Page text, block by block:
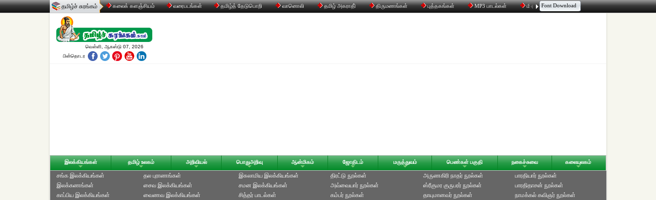
தமிழ்ச் சுரங்கம் கலைக் களஞ்சியம் வரைபடங்கள் தமிழ்த் தேடுபொறி வானொலி தமிழ் அகராதி் திருமணங்கள் புத்தகங்கள் MP3 பாடல்கள் மின்னஞ்சல் திரட்டி உரையாடல்
Font Download
வெள்ளி, ஆகஸ்டு 07, 2026
பின்தொடர
இலக்கியங்கள் தமிழ் உலகம் அறிவியல் பொதுஅறிவு ஆன்மிகம் ஜோதிடம் மருத்துவம் பெண்கள் பகுதி நகைச்சுவை கலையுலகம்
சங்க இலக்கியங்கள்
இலக்கணங்கள்
காப்பிய இலக்கியங்கள்
தல புராணங்கள்
சைவ இலக்கியங்கள்
வைணவ இலக்கியங்கள்
இசுலாமிய இலக்கியங்கள்
சமன இலக்கியங்கள்
சித்தர் பாடல்கள்
திரட்டு நூல்கள்
அவ்வையார் நூல்கள்
கம்பர் நூல்கள்
அருணகிரி நாதர் நூல்கள்
ஸ்ரீகுமர குருபரர் நூல்கள்
தாயுமானவர் நூல்கள்
பாரதியார் நூல்கள்
பாரதிதாசன் நூல்கள்
நாமக்கல் கவிஞர் நூல்கள்